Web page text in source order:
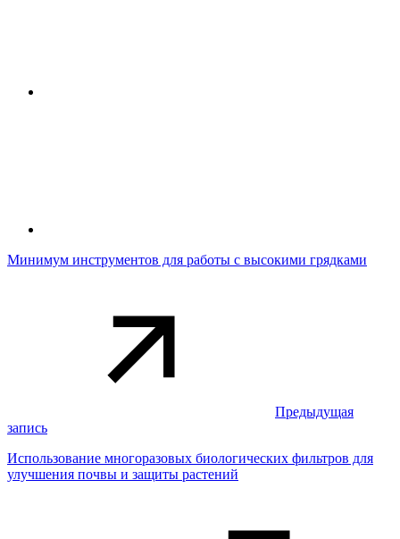
Минимум инструментов для работы с высокими грядками
Предыдущая
запись
Использование многоразовых биологических фильтров для
улучшения почвы и защиты растений